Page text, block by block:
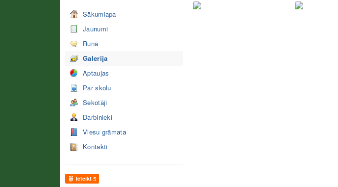
Sākumlapa
Jaunumi
Runā
Galerija
Aptaujas
Par skolu
Sekotāji
Darbinieki
Viesu grāmata
Kontakti
Ieteikt 5